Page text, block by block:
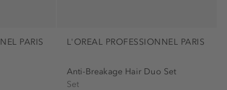
PARIS L'OREAL PROFESSIONNEL PARIS
Anti-Breakage Hair Duo Set
Set